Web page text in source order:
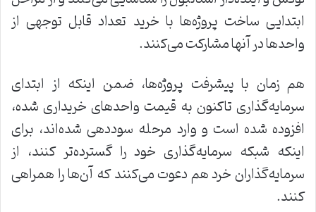
ابتدایی ساخت پروژه‌ها با خرید تعداد قابل توجهی از
واحدها در آنها مشارکت می‌کنند.
هم زمان با پیشرفت پروژه‌ها، ضمن اینکه از ابتدای
سرمایه‌گذاری تاکنون به قیمت واحدهای خریداری شده،
افزوده شده ‌است و وارد مرحله سوددهی شده‌اند، برای
اینکه شبکه سرمایه‌گذاری خود را گسترده‌تر کنند، از
سرمایه‌گذاران خرد هم دعوت می‌کنند که آن‌ها را همراهی
کنند.